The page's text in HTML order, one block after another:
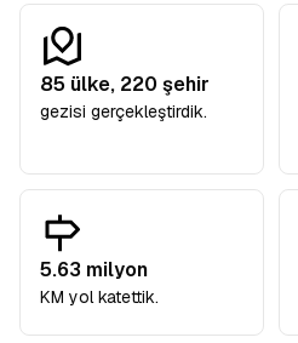
85 ülke, 220 şehir
gezisi gerçekleştirdik.
5.63 milyon
KM yol katettik.